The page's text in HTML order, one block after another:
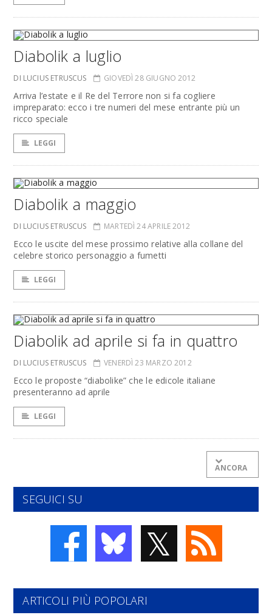
Diabolik a luglio
DI LUCIUS ETRUSCUS GIOVEDÌ 28 GIUGNO 2012
Arriva l’estate e il Re del Terrore non si fa cogliere
impreparato: ecco i tre numeri del mese entrante più un
ricco speciale
LEGGI
Diabolik a maggio
DI LUCIUS ETRUSCUS MARTEDÌ 24 APRILE 2012
Ecco le uscite del mese prossimo relative alla collane del
celebre storico personaggio a fumetti
LEGGI
Diabolik ad aprile si fa in quattro
DI LUCIUS ETRUSCUS VENERDÌ 23 MARZO 2012
Ecco le proposte “diabolike” che le edicole italiane
presenteranno ad aprile
LEGGI
ANCORA
SEGUICI SU
𝕏
ARTICOLI PIÙ POPOLARI